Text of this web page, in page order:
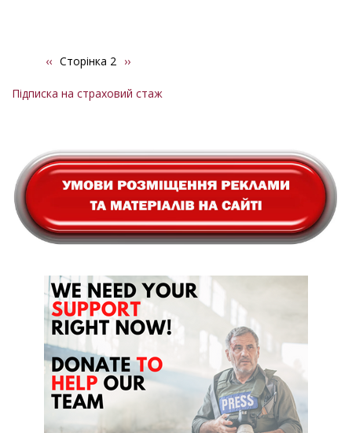
Розбивка
сторінки
Попередня
‹‹ Сторінка 2
Наступна
››
Підписка на страховий стаж